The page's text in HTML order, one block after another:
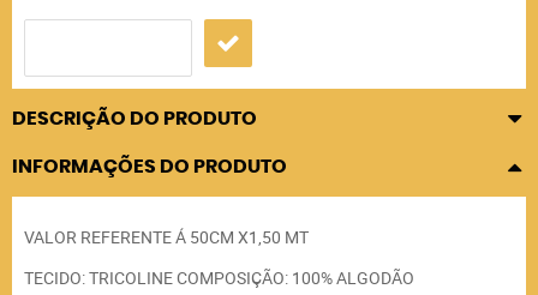
DESCRIÇÃO DO PRODUTO
INFORMAÇÕES DO PRODUTO
VALOR REFERENTE Á 50CM X1,50 MT
TECIDO: TRICOLINE COMPOSIÇÃO: 100% ALGODÃO